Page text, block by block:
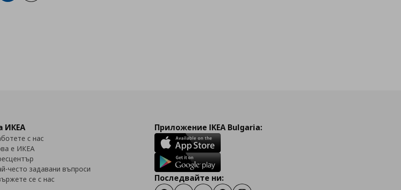
ИКЕА
с нас
е ИКЕА
често задавани въпроси
се с нас
Приложение IKEA Bulgaria:
Последвайте ни: